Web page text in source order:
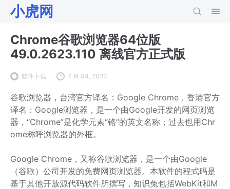
小虎网
Chrome谷歌浏览器64位版
49.0.2623.110 离线官方正式版
软件下载 7 月 04, 2023
谷歌浏览器，台湾官方译名：Google Chrome，香港官方
译名：Google浏览器，是一个由Google开发的网页浏览
器，“Chrome”是化学元素“铬”的英文名称；过去也用Chr
ome称呼浏览器的外框。
Google Chrome，又称谷歌浏览器，是一个由Google
（谷歌）公司开发的免费网页浏览器。本软件的程式码是
基于其他开放源代码软件所撰写，知识兔包括WebKit和M